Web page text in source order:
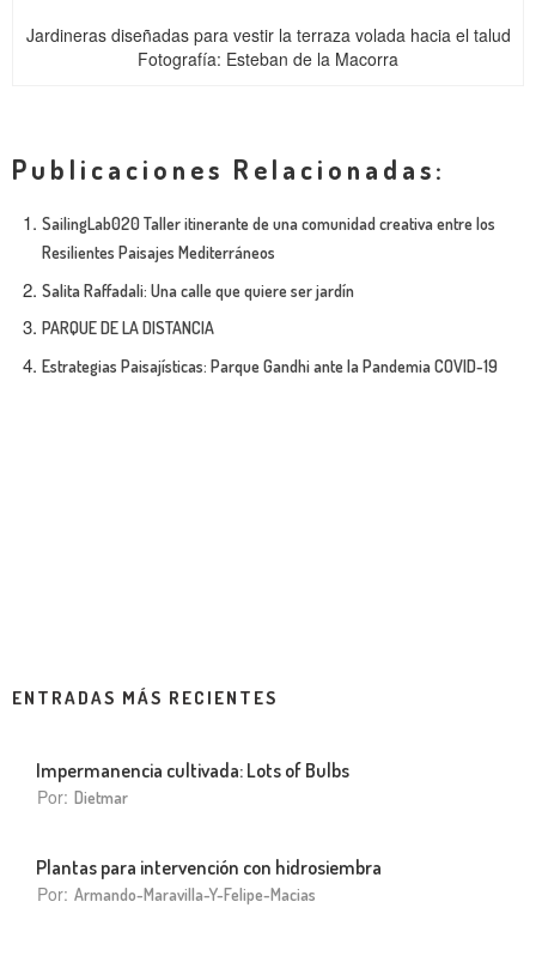
Jardineras diseñadas para vestir la terraza volada hacia el talud
Fotografía: Esteban de la Macorra
Publicaciones Relacionadas:
SailingLab020 Taller itinerante de una comunidad creativa entre los
Resilientes Paisajes Mediterráneos
Salita Raffadali: Una calle que quiere ser jardín
PARQUE DE LA DISTANCIA
Estrategias Paisajísticas: Parque Gandhi ante la Pandemia COVID-19
ENTRADAS MÁS RECIENTES
Impermanencia cultivada: Lots of Bulbs
Por: Dietmar
Plantas para intervención con hidrosiembra
Por: Armando-Maravilla-Y-Felipe-Macias